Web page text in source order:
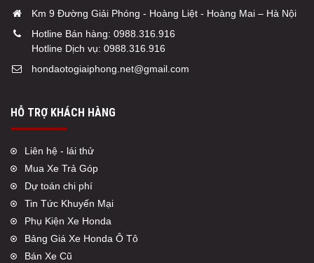
Km 9 Đường Giải Phóng - Hoàng Liệt - Hoàng Mai – Hà Nội
Hotline Bán hàng: 0988.316.916
Hotline Dịch vụ: 0988.316.916
hondaotogiaiphong.net@gmail.com
HỖ TRỢ KHÁCH HÀNG
Liên hệ - lái thử
Mua Xe Trả Góp
Dự toán chi phí
Tin Tức Khuyến Mại
Phụ Kiện Xe Honda
Bảng Giá Xe Honda Ô Tô
Bán Xe Cũ